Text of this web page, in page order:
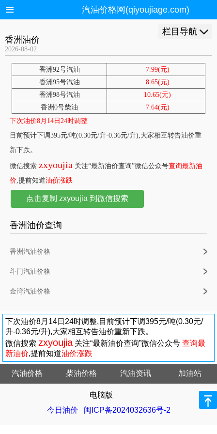
汽油价格网(qiyoujiage.com)
栏目导航
香洲油价
2026-08-02
香洲92号汽油
7.99(元)
香洲95号汽油
8.65(元)
香洲98号汽油
10.65(元)
香洲0号柴油
7.64(元)
下次油价8月14日24时调整
目前预计下调395元/吨(0.30元/升-0.36元/升),大家相互转告油价重
新下跌。
微信搜索 zxyoujia 关注“最新油价查询”微信公众号查询最新油
价,提前知道油价涨跌
点击复制 zxyoujia 到微信搜索
香洲油价查询
香洲汽油价格
斗门汽油价格
金湾汽油价格
下次油价8月14日24时调整,目前预计下调395元/吨(0.30元/
升-0.36元/升),大家相互转告油价重新下跌。
微信搜索 zxyoujia 关注“最新油价查询”微信公众号 查询最
新油价,提前知道油价涨跌
汽油价格 柴油价格 汽油资讯 加油站
电脑版
今日油价
闽ICP备2024032636号-2